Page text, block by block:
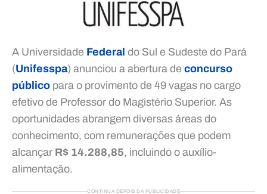
A Universidade Federal do Sul e Sudeste do Pará
(Unifesspa) anunciou a abertura de concurso
público para o provimento de 49 vagas no cargo
efetivo de Professor do Magistério Superior. As
oportunidades abrangem diversas áreas do
conhecimento, com remunerações que podem
alcançar R$ 14.288,85, incluindo o auxílio-
alimentação.
CONTINUA DEPOIS DA PUBLICIDADE